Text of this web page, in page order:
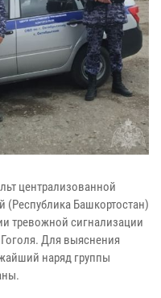
централизованной
(Республика Башкортостан)
тревожной сигнализации
Для выяснения
наряд группы